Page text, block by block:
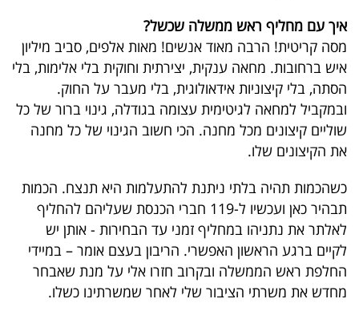
איך עם מחליף ראש ממשלה שכשל?
מסה קריטית! הרבה מאוד אנשים! מאות אלפים, סביב מיליון
איש ברחובות. מחאה ענקית, יצירתית וחוקית בלי אלימות, בלי
הסתה, בלי קיצוניות אידאולוגית, בלי מעבר על החוק.
ובמקביל למחאה לגיטימית עצומה בגודלה, גינוי ברור של כל
שוליים קיצונים מכל מחנה. הכי חשוב הגינוי של כל מחנה
את הקיצונים שלו.
כשהכמות תהיה בלתי ניתנת להתעלמות היא תנצח. הכמות
תבהיר כאן ועכשיו ל-119 חברי הכנסת שעליהם להחליף
לאלתר את נתניהו במחליף זמני עד הבחירות - אותן יש
לקיים ברגע הראשון האפשרי. הריבון בעצם אומר – במיידי
החלפת ראש הממשלה ובקרוב חזרו אלי על מנת שאבחר
מחדש את משרתי הציבור שלי לאחר שמשרתינו כשלו.